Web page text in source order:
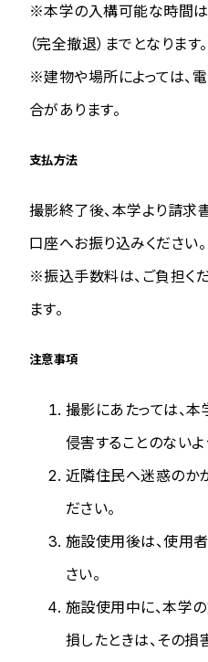
※本学の入構可能な時間は
（完全撤退）までとなります。
※建物や場所によっては、
合があります。
支払方法
撮影終了後、本学より請求
口座へお振り込みください。
※振込手数料は、ご負担く
ます。
注意事項
撮影にあたっては、
侵害することのないよ
近隣住民へ迷惑のか
ださい。
施設使用後は、使用
さい。
施設使用中に、本学
損したときは、その損